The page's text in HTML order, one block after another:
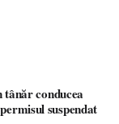
conducea
suspendat